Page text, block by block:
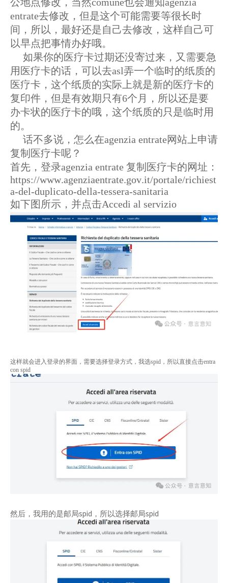
entrate去修改，但是这个可能需要等很长时
间，所以，最好还是自己去修改，这样自己可
以早点把事情办好哦。
如果你的医疗卡过期还没寄过来，又需要急
用医疗卡的话，可以去asl弄一个临时的纸质的
医疗卡，这个纸质的实际上就是新的医疗卡的
复印件，但是有效期只有6个月，所以还是要
办卡状的医疗卡的哦，这个纸质的只是临时用
的。
话不多说，怎么在agenzia entrate网站上申请
复制医疗卡呢？
首先，登录agenzia entrate 复制医疗卡的网址：
https://www.agenziaentrate.gov.it/portale/richiest
a-del-duplicato-della-tessera-sanitaria
如下图所示，并点击Accedi al servizio
这样就会进入登录的界面，需要选择登录方式，我选spid，所以直接点击entra
con spid
然后，我用的是邮局spid，所以选择邮局spid